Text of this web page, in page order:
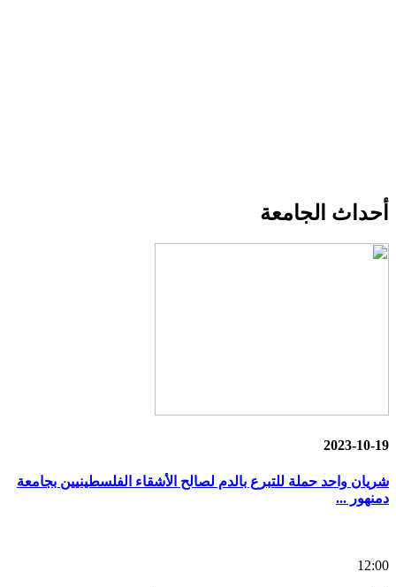
أحداث الجامعة
2023-10-19
شريان واحد حملة للتبرع بالدم لصالح الأشقاء الفلسطينيين بجامعة
دمنهور ...
12:00